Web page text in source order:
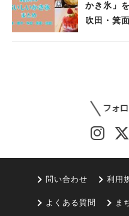
かき氷」
吹田・箕
問い合わせ 利用
よくある質問 ま